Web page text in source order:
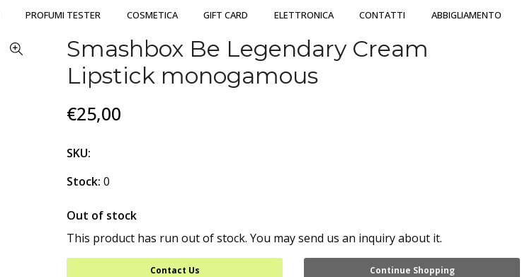
PROFUMI TESTER COSMETICA GIFT CARD ELETTRONICA CONTATTI ABBIGLIAMENTO
Smashbox Be Legendary Cream
Lipstick monogamous
€25,00
SKU:
Stock: 0
Out of stock
This product has run out of stock. You may send us an inquiry about it.
Contact Us Continue Shopping